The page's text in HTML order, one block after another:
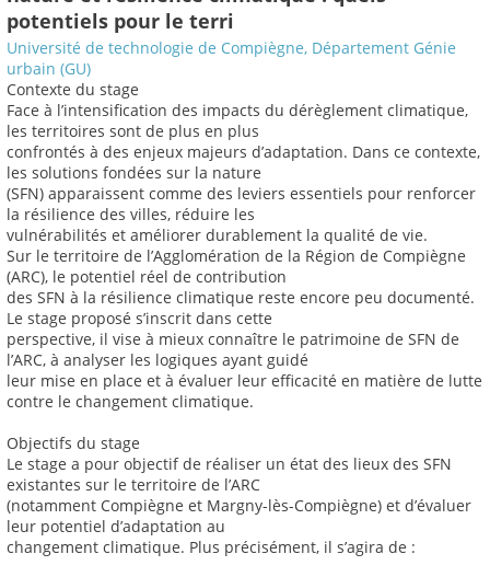
potentiels pour le terri
Université de technologie de Compiègne, Département Génie
urbain (GU)
Contexte du stage
Face à l’intensification des impacts du dérèglement climatique,
les territoires sont de plus en plus
confrontés à des enjeux majeurs d’adaptation. Dans ce contexte,
les solutions fondées sur la nature
(SFN) apparaissent comme des leviers essentiels pour renforcer
la résilience des villes, réduire les
vulnérabilités et améliorer durablement la qualité de vie.
Sur le territoire de l’Agglomération de la Région de Compiègne
(ARC), le potentiel réel de contribution
des SFN à la résilience climatique reste encore peu documenté.
Le stage proposé s’inscrit dans cette
perspective, il vise à mieux connaître le patrimoine de SFN de
l’ARC, à analyser les logiques ayant guidé
leur mise en place et à évaluer leur efficacité en matière de lutte
contre le changement climatique.
Objectifs du stage
Le stage a pour objectif de réaliser un état des lieux des SFN
existantes sur le territoire de l’ARC
(notamment Compiègne et Margny-lès-Compiègne) et d’évaluer
leur potentiel d’adaptation au
changement climatique. Plus précisément, il s’agira de :